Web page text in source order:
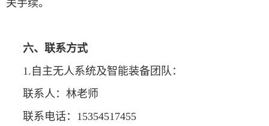
关手续。
六、联系方式
1. 自主无人系统及智能装备团队：
联系人：林老师
联系电话： 15354517455